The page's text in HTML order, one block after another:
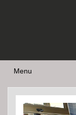
Menu